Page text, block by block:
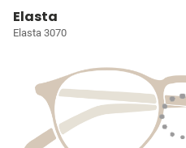
Elasta
Elasta 3070